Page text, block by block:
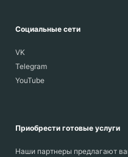
Социальные сети
VK
Telegram
YouTube
Приобрести готовые услуги
Наши партнеры предлагают